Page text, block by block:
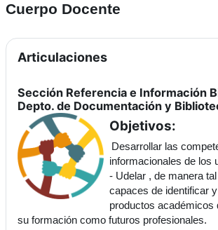
Cuerpo Docente
Perfilado de sección
Articulaciones
Sección Referencia e Información
Depto. de Documentación y
Objetivos:
Desarrollar las
informacionales de los
- Udelar , de manera
capaces de identificar
productos académicos
su formación como futuros profesionales.